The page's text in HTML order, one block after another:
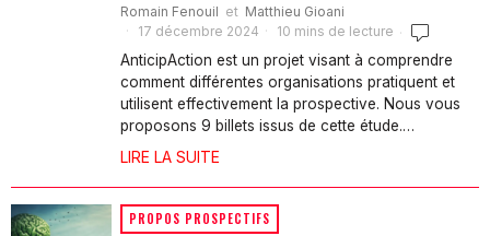
Romain Fenouil et Matthieu Gioani
17 décembre 2024
10 mins de lecture
AnticipAction est un projet visant à comprendre
comment différentes organisations pratiquent et
utilisent effectivement la prospective. Nous vous
proposons 9 billets issus de cette étude.…
LIRE LA SUITE
PROPOS PROSPECTIFS